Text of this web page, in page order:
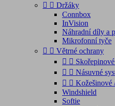
  Držáky
Connbox
InVision
Náhradní díly a
Mikrofonní tyče
  Větrné ochrany
 
  Násuvné
  Kožešinové
Windshield
Softie